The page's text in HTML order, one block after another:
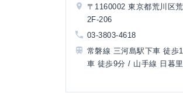
〒1160002 東京都荒川区
2F-206
03-3803-4618
常磐線 三河島駅下車 徒歩
車 徒歩9分 / 山手線 日暮